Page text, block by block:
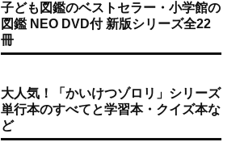
子ども図鑑のベストセラー・小学館の
図鑑 NEO DVD付 新版シリーズ全22
冊
大人気！「かいけつゾロリ」シリーズ
単行本のすべてと学習本・クイズ本な
ど